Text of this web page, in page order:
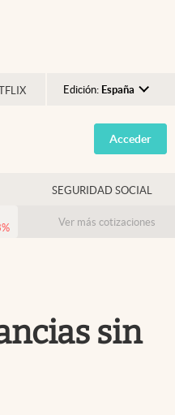
Edición: España
Argentina
España
USA
Colombia
Acceder
SEGURIDAD SOCIAL
% Ver más cotizaciones
sin